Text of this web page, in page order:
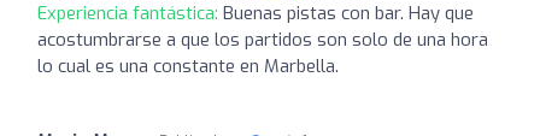
Experiencia fantástica: Buenas pistas con bar. Hay que
acostumbrarse a que los partidos son solo de una hora
lo cual es una constante en Marbella.